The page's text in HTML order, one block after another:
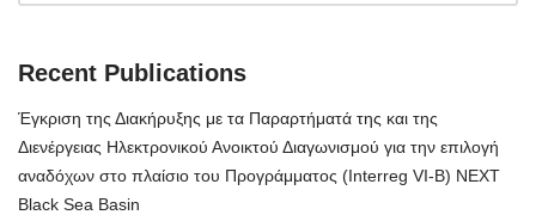
Recent Publications
Έγκριση της Διακήρυξης με τα Παραρτήματά της και της
Διενέργειας Ηλεκτρονικού Ανοικτού Διαγωνισμού για την επιλογή
αναδόχων στο πλαίσιο του Προγράμματος (Interreg VI-B) NEXT
Black Sea Basin